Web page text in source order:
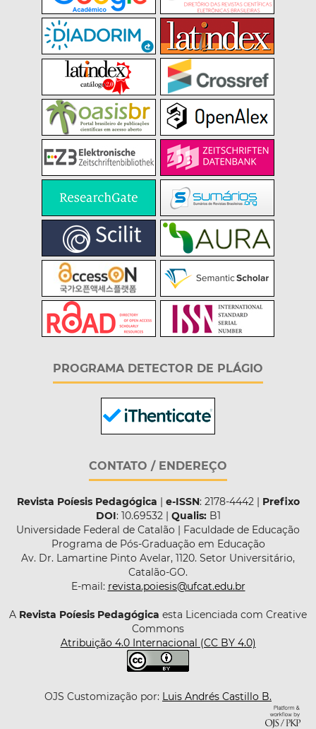
PROGRAMA DETECTOR DE PLÁGIO
CONTATO / ENDEREÇO
Revista Poíesis Pedagógica | e-ISSN: 2178-4442 | Prefixo
DOI: 10.69532 | Qualis:B1
Universidade Federal de Catalão | Faculdade de Educação
Programa de Pós-Graduação em Educação
Av. Dr. Lamartine Pinto Avelar, 1120. Setor Universitário,
Catalão-GO.
E-mail: revista.poiesis@ufcat.edu.br
A Revista Poíesis Pedagógica esta Licenciada com Creative
Commons
Atribuição 4.0 Internacional (CC BY 4.0)
OJS Customização por: Luis Andrés Castillo B.